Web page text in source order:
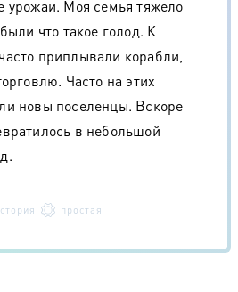
урожаи. Моя семья тяжело
что такое голод. К
приплывали корабли,
Часто на этих
новы поселенцы. Вскоре
в небольшой
простая